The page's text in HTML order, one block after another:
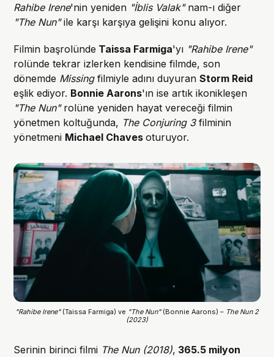
Rahibe Irene'nin yeniden "İblis Valak" nam-ı diğer
"The Nun"ile karşı karşıya gelişini konu alıyor.
Filmin başrolünde Taissa Farmiga'yı "Rahibe Irene"
rolünde tekrar izlerken kendisine filmde, son
dönemde Missingfilmiyle adını duyuranStorm Reid
eşlik ediyor. Bonnie Aarons'ın ise artık ikonikleşen
"The Nun"rolüne yeniden hayat vereceği filmin
yönetmen koltuğunda, The Conjuring 3filminin
yönetmeni Michael Chavesoturuyor.
"Rahibe Irene" (Taissa Farmiga) ve "The Nun"(Bonnie Aarons) – The Nun 2
(2023)
Serinin birinci filmi The Nun (2018), 365.5 milyon